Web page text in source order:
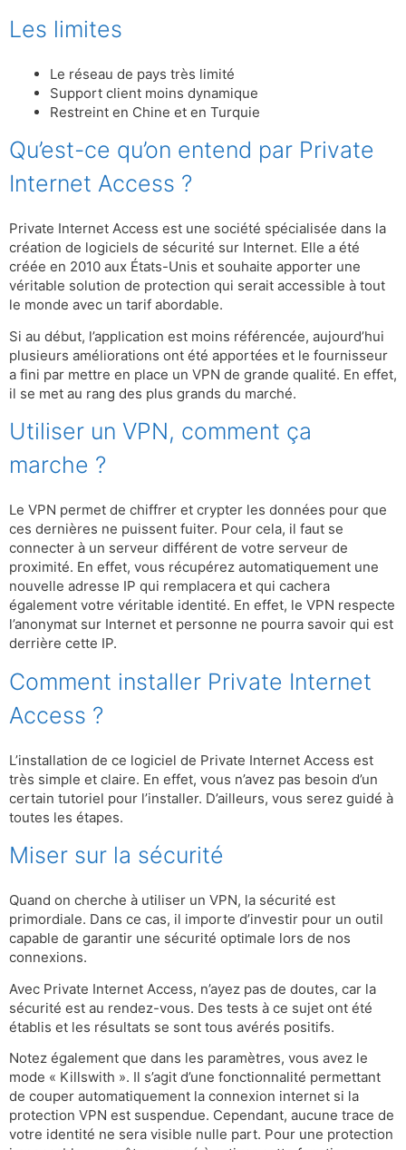
Les limites
Le réseau de pays très limité
Support client moins dynamique
Restreint en Chine et en Turquie
Qu’est-ce qu’on entend par Private
Internet Access ?
Private Internet Access est une société spécialisée dans la
création de logiciels de sécurité sur Internet. Elle a été
créée en 2010 aux États-Unis et souhaite apporter une
véritable solution de protection qui serait accessible à tout
le monde avec un tarif abordable.
Si au début, l’application est moins référencée, aujourd’hui
plusieurs améliorations ont été apportées et le fournisseur
a fini par mettre en place un VPN de grande qualité. En effet,
il se met au rang des plus grands du marché.
Utiliser un VPN, comment ça
marche ?
Le VPN permet de chiffrer et crypter les données pour que
ces dernières ne puissent fuiter. Pour cela, il faut se
connecter à un serveur différent de votre serveur de
proximité. En effet, vous récupérez automatiquement une
nouvelle adresse IP qui remplacera et qui cachera
également votre véritable identité. En effet, le VPN respecte
l’anonymat sur Internet et personne ne pourra savoir qui est
derrière cette IP.
Comment installer Private Internet
Access ?
L’installation de ce logiciel de Private Internet Access est
très simple et claire. En effet, vous n’avez pas besoin d’un
certain tutoriel pour l’installer. D’ailleurs, vous serez guidé à
toutes les étapes.
Miser sur la sécurité
Quand on cherche à utiliser un VPN, la sécurité est
primordiale. Dans ce cas, il importe d’investir pour un outil
capable de garantir une sécurité optimale lors de nos
connexions.
Avec Private Internet Access, n’ayez pas de doutes, car la
sécurité est au rendez-vous. Des tests à ce sujet ont été
établis et les résultats se sont tous avérés positifs.
Notez également que dans les paramètres, vous avez le
mode « Killswith ». Il s’agit d’une fonctionnalité permettant
de couper automatiquement la connexion internet si la
protection VPN est suspendue. Cependant, aucune trace de
votre identité ne sera visible nulle part. Pour une protection